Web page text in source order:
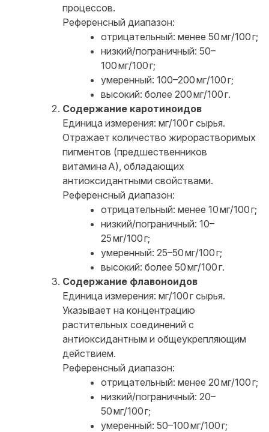
процессов.
Референсный диапазон:
отрицательный: менее 50 мг/100 г;
низкий/пограничный: 50–
100 мг/100 г;
умеренный: 100–200 мг/100 г;
высокий: более 200 мг/100 г.
Содержание каротиноидов
Единица измерения: мг/100 г сырья.
Отражает количество жирорастворимых
пигментов (предшественников
витамина A), обладающих
антиоксидантными свойствами.
Референсный диапазон:
отрицательный: менее 10 мг/100 г;
низкий/пограничный: 10–
25 мг/100 г;
умеренный: 25–50 мг/100 г;
высокий: более 50 мг/100 г.
Содержание флавоноидов
Единица измерения: мг/100 г сырья.
Указывает на концентрацию
растительных соединений с
антиоксидантным и общеукрепляющим
действием.
Референсный диапазон:
отрицательный: менее 20 мг/100 г;
низкий/пограничный: 20–
50 мг/100 г;
умеренный: 50–100 мг/100 г;